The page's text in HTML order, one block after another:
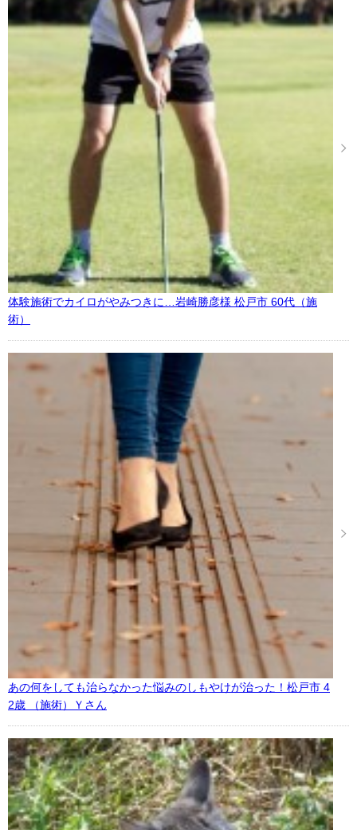
体験施術でカイロがやみつきに…岩崎勝彦様 松戸市 60代（施
術）
あの何をしても治らなかった悩みのしもやけが治った！松戸市 4
2歳 （施術）Ｙさん